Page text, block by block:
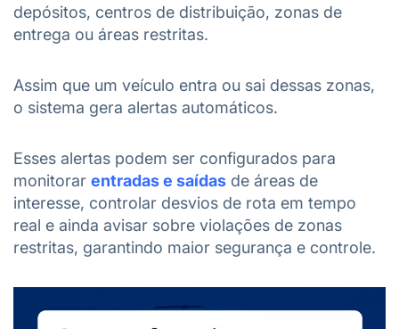
depósitos, centros de distribuição, zonas de
entrega ou áreas restritas.
Assim que um veículo entra ou sai dessas zonas,
o sistema gera alertas automáticos.
Esses alertas podem ser configurados para
monitorar entradas e saídas de áreas de
interesse, controlar desvios de rota em tempo
real e ainda avisar sobre violações de zonas
restritas, garantindo maior segurança e controle.